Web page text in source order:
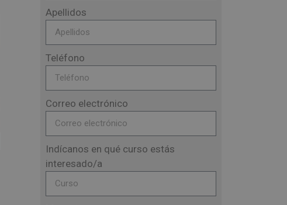
Apellidos
Teléfono
Correo electrónico
Indícanos en qué curso estás
interesado/a